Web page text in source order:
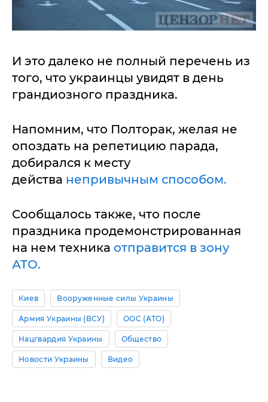
И это далеко не полный перечень из
того, что украинцы увидят в день
грандиозного праздника.
Напомним, что Полторак, желая не
опоздать на репетицию парада,
добирался к месту
действа непривычным способом.
Сообщалось также, что после
праздника продемонстрированная
на нем техника отправится в зону
АТО.
Киев Вооруженные силы Украины
Армия Украины (ВСУ) ООС (АТО)
Нацгвардия Украины Общество
Новости Украины Видео